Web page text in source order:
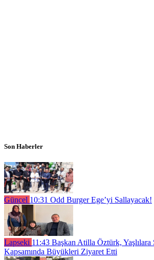
Son Haberler
Güncel 10:31 Odd Burger Ege’yi Sallayacak!
Lapseki 11:43 Başkan Atilla Öztürk, Yaşlılara
Kapsamında Büyükleri Ziyaret Etti